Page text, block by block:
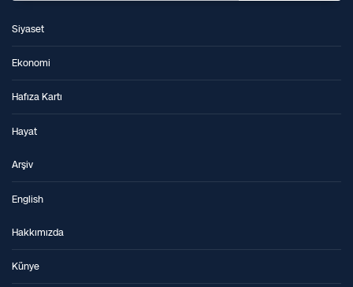
Siyaset
Ekonomi
Hafıza Kartı
Hayat
Arşiv
English
Hakkımızda
Künye